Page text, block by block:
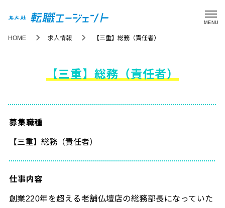
MENU
HOME 求人情報 【三重】総務（責任者）
【三重】総務（責任者）
募集職種
【三重】総務（責任者）
仕事内容
創業220年を超える老舗仏壇店の総務部長になっていた